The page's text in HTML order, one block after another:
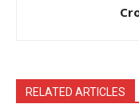
RELATED ARTICLES